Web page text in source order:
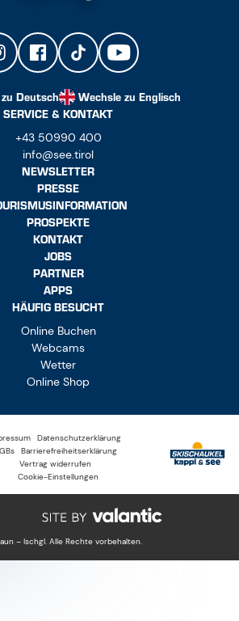
Deutsch
Wechsle zu Englisch
SERVICE & KONTAKT
+43 50990 400
info@see.tirol
NEWSLETTER
PRESSE
PROSPEKTE
KONTAKT
JOBS
PARTNER
APPS
HÄUFIG BESUCHT
Online Buchen
Webcams
Wetter
Online Shop
Datenschutzerklärung
Barrierefreiheitserklärung
Vertrag widerrufen
Cookie-Einstellungen
– Ischgl. Alle Rechte vorbehalten.